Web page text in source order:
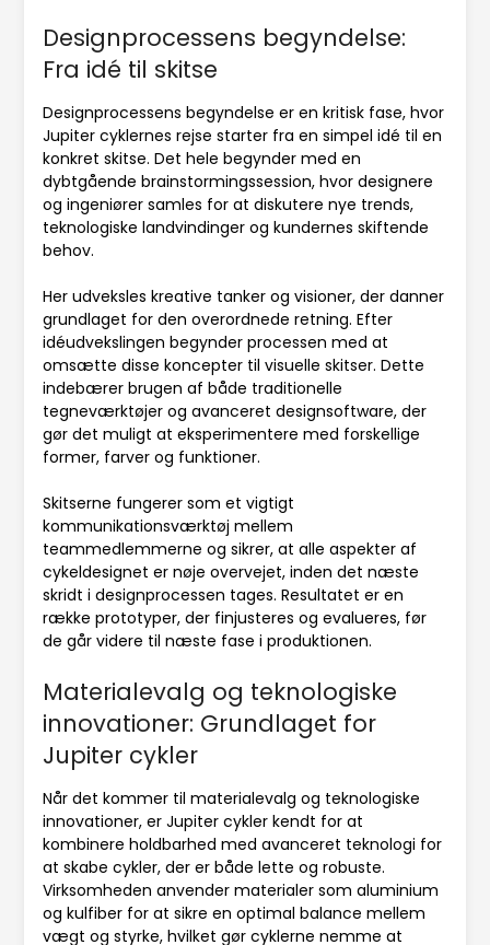
Designprocessens begyndelse:
Fra idé til skitse
Designprocessens begyndelse er en kritisk fase, hvor
Jupiter cyklernes rejse starter fra en simpel idé til en
konkret skitse. Det hele begynder med en
dybtgående brainstormingssession, hvor designere
og ingeniører samles for at diskutere nye trends,
teknologiske landvindinger og kundernes skiftende
behov.
Her udveksles kreative tanker og visioner, der danner
grundlaget for den overordnede retning. Efter
idéudvekslingen begynder processen med at
omsætte disse koncepter til visuelle skitser. Dette
indebærer brugen af både traditionelle
tegneværktøjer og avanceret designsoftware, der
gør det muligt at eksperimentere med forskellige
former, farver og funktioner.
Skitserne fungerer som et vigtigt
kommunikationsværktøj mellem
teammedlemmerne og sikrer, at alle aspekter af
cykeldesignet er nøje overvejet, inden det næste
skridt i designprocessen tages. Resultatet er en
række prototyper, der finjusteres og evalueres, før
de går videre til næste fase i produktionen.
Materialevalg og teknologiske
innovationer: Grundlaget for
Jupiter cykler
Når det kommer til materialevalg og teknologiske
innovationer, er Jupiter cykler kendt for at
kombinere holdbarhed med avanceret teknologi for
at skabe cykler, der er både lette og robuste.
Virksomheden anvender materialer som aluminium
og kulfiber for at sikre en optimal balance mellem
vægt og styrke, hvilket gør cyklerne nemme at